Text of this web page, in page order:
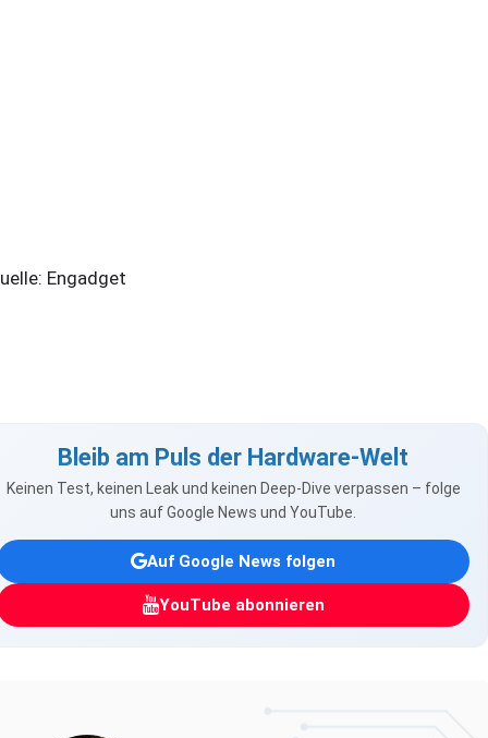
Engadget
Bleib am Puls der Hardware-Welt
Keinen Test, keinen Leak und keinen Deep-Dive verpassen – folge
uns auf Google News und YouTube.
Auf Google News folgen
YouTube abonnieren